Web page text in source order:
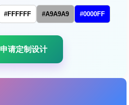
#FFFFFF #A9A9A9 #0000FF
申请定制设计